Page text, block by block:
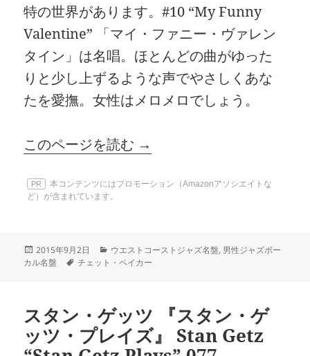
特の世界があります。#10 “My Funny
Valentine” 「マイ・ファニー・ヴァレン
タイン」は名唱。ほとんどの曲がゆった
りと少し上ずるような声でやさしくあな
たを愛撫。女性はメロメロでしょう。
このページを読む →
PR
本コンテンツにはプロモーション（Amazonアソシエイトな
ど）が含まれています。
投
稿
2015年9月2日
カ
テ
ウエストコーストジャズ名盤, 男性ジャズボー
カル名盤
タ
チェット・ベイカー
スタン・ゲッツ 『スタン・ゲ
ッツ・プレイズ』 Stan Getz